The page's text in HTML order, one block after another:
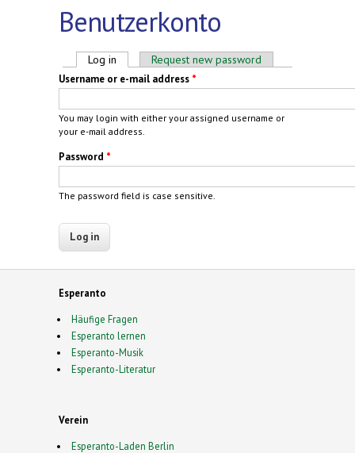
Benutzerkonto
Primary tabs
Log in (active tab)Request new password
Username or e-mail address *
You may login with either your assigned username or
your e-mail address.
Password *
The password field is case sensitive.
Esperanto
Häufige Fragen
Esperanto lernen
Esperanto-Musik
Esperanto-Literatur
Verein
Esperanto-Laden Berlin